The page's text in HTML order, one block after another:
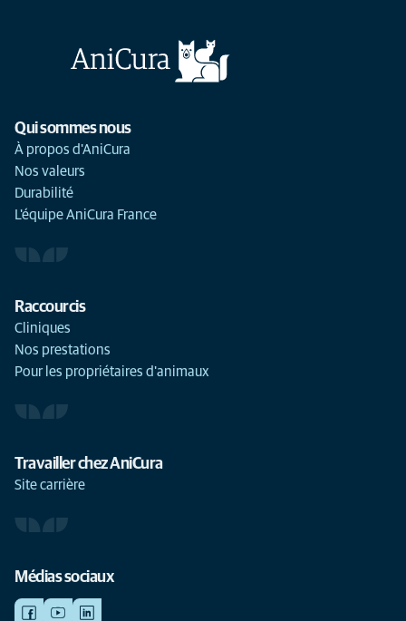
Qui sommes nous
À propos d'AniCura
Nos valeurs
Durabilité
L'équipe AniCura France
Raccourcis
Cliniques
Nos prestations
Pour les propriétaires d'animaux
Travailler chez AniCura
Site carrière
Médias sociaux